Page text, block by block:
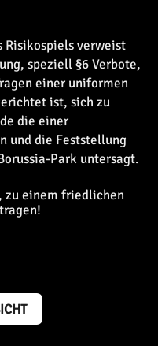
Risikospiels verweist
speziell §6 Verbote,
einer uniformen
ist, sich zu
die einer
und die Feststellung
Park untersagt.
zu einem friedlichen